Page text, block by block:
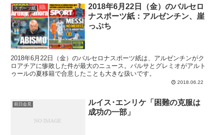
ます。そのためにはここで気を緩めてはいけない。勝って兜の緒を締
めよ、とのメッセージを前日会見のルイス･エンリケは発していま
す。
スポーツ紙
2018年6月22日（金）のバルセロ
ナスポーツ紙：アルゼンチン、崖
っぷち
2018年6月22日（金）のバルセロナスポーツ紙は、アルゼンチンがク
ロアチアに惨敗した件が最大のニュース。バルサとグレミオがアルト
ゥールの夏移籍で合意したことも大きな扱いです。
2018.06.22
前日会見
ルイス･エンリケ「困難の克服は
成功の一部」